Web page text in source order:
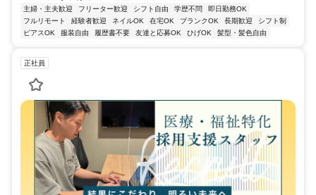
主婦・主夫歓迎 フリーター歓迎 シフト自由 学歴不問
即日勤務OK
フルリモート
経験者歓迎 ネイルOK 在宅OK ブランクOK 長期歓迎
シフト制
ピアスOK
服装自由 履歴書不要 友達と応募OK ひげOK 髪型・髪色自由
正社員